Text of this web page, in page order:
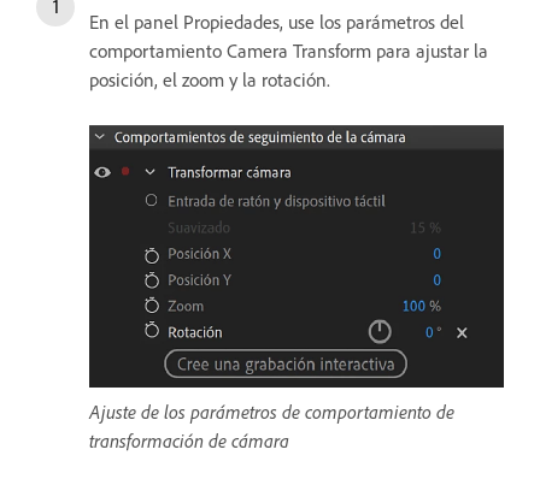
En el panel Propiedades, use los parámetros del
comportamiento Camera Transform para ajustar la
posición, el zoom y la rotación.
Ajuste de los parámetros de comportamiento de
transformación de cámara